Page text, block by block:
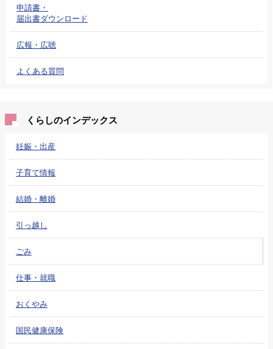
申請書・
届出書ダウンロード
広報・広聴
よくある質問
くらしのインデックス
妊娠・出産
子育て情報
結婚・離婚
引っ越し
ごみ
仕事・就職
おくやみ
国民健康保険